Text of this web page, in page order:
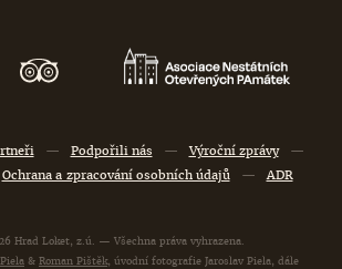
— Podpořili nás — Výroční zprávy
—
Ochrana a zpracování osobních údajů — ADR
Hrad Loket, z.ú. — Všechna práva vyhrazena.
& Roman Pištěk, úvodní fotografie Jaroslav Piela, dále